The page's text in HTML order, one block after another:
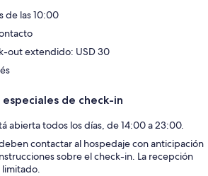
de las 10:00
out extendido: USD 30
de check-in
abierta todos los días, de 14:00 a 23:00.
contactar al hospedaje con anticipación
sobre el check-in. La recepción